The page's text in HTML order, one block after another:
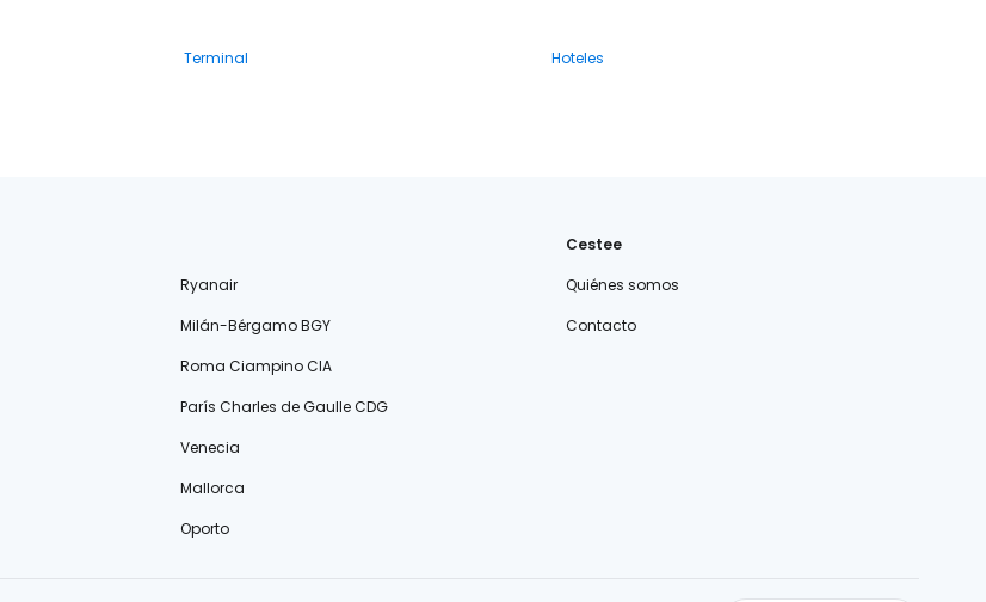
Terminal
Hoteles
Ryanair
Milán-Bérgamo BGY
Roma Ciampino CIA
París Charles de Gaulle CDG
Venecia
Mallorca
Oporto
Cestee
Quiénes somos
Contacto